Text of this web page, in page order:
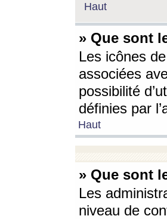
Haut
» Que sont
Les icônes
associées
possibilité
définies par
Haut
» Que sont
Les
niveau de